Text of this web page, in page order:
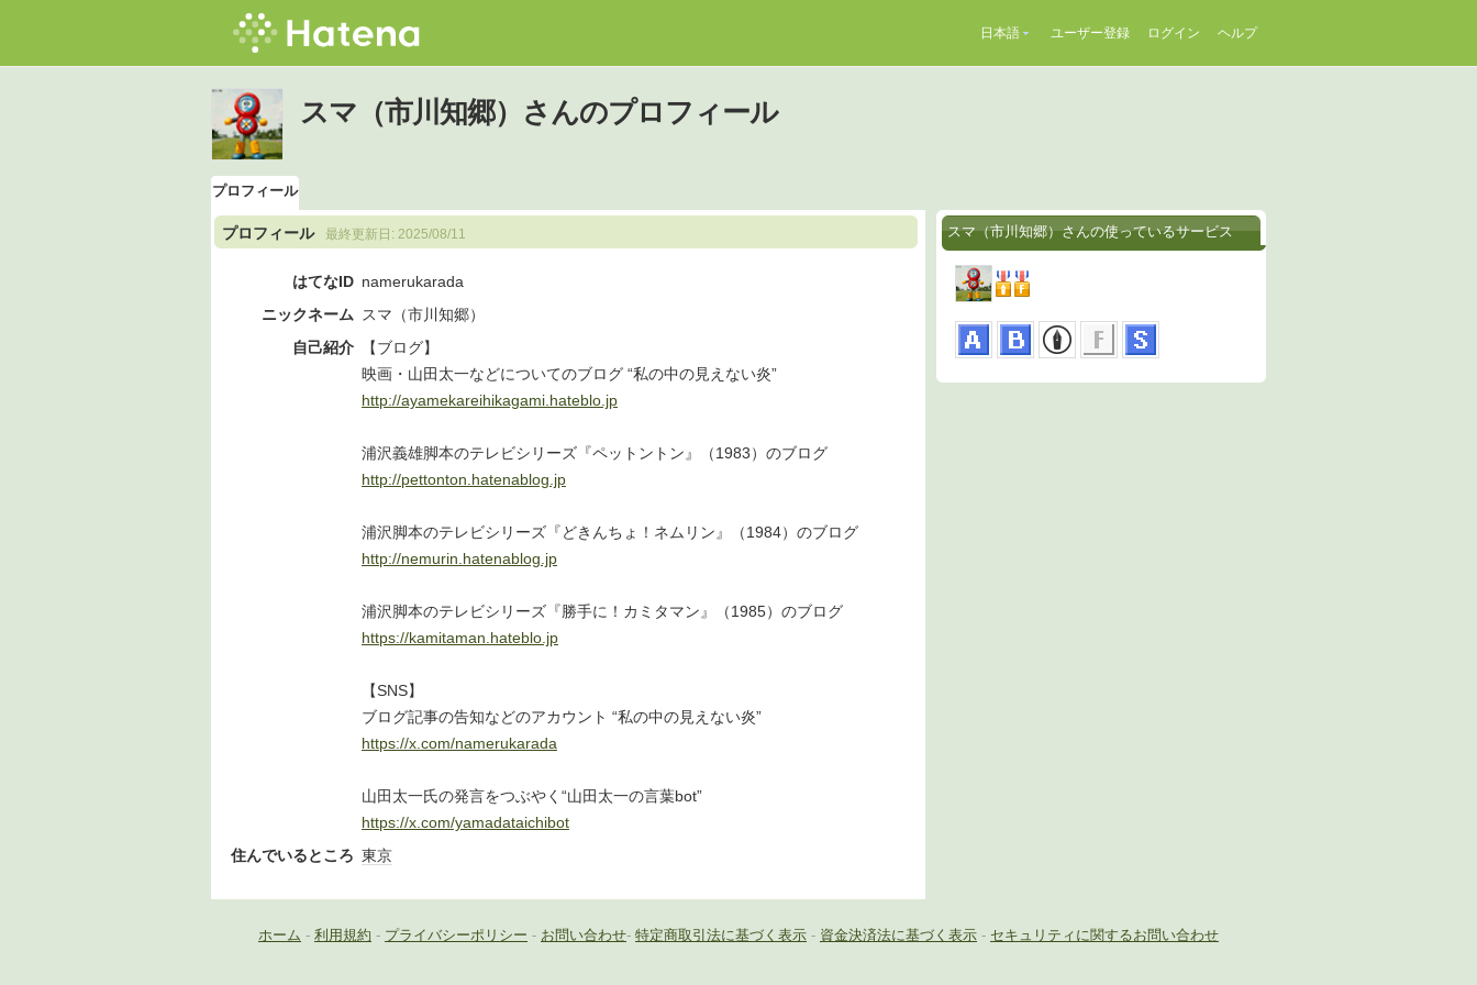
日本語 ユーザー登録 ログイン ヘルプ
スマ（市川知郷）さんのプロフィール
プロフィール
プロフィール 最終更新日: 2025/08/11
はてなID namerukarada
ニックネーム スマ（市川知郷）
自己紹介
【ブログ】
映画・山田太一などについてのブログ “私の中の見えない炎”
http://ayamekareihikagami.hateblo.jp
浦沢義雄脚本のテレビシリーズ『ペットントン』（1983）のブログ
http://pettonton.hatenablog.jp
浦沢脚本のテレビシリーズ『どきんちょ！ネムリン』（1984）のブログ
http://nemurin.hatenablog.jp
浦沢脚本のテレビシリーズ『勝手に！カミタマン』（1985）のブログ
https://kamitaman.hateblo.jp
【SNS】
ブログ記事の告知などのアカウント “私の中の見えない炎”
https://x.com/namerukarada
山田太一氏の発言をつぶやく“山田太一の言葉bot”
https://x.com/yamadataichibot
住んでいるところ 東京
スマ（市川知郷）さんの使っているサービス
ホーム - 利用規約 - プライバシーポリシー - お問い合わせ- 特定商取引法に基づく表示 - 資金決済法に基づく表示 - セキュリティに関するお問い合わせ